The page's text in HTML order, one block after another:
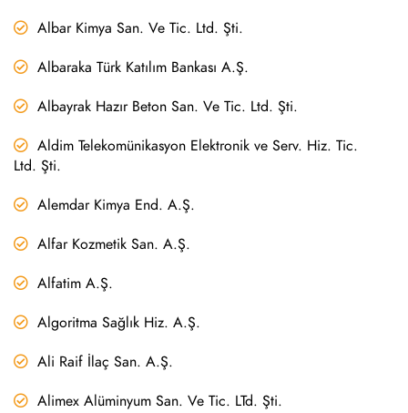
Albar Kimya San. Ve Tic. Ltd. Şti.
Albaraka Türk Katılım Bankası A.Ş.
Albayrak Hazır Beton San. Ve Tic. Ltd. Şti.
Aldim Telekomünikasyon Elektronik ve Serv. Hiz. Tic.
Ltd. Şti.
Alemdar Kimya End. A.Ş.
Alfar Kozmetik San. A.Ş.
Alfatim A.Ş.
Algoritma Sağlık Hiz. A.Ş.
Ali Raif İlaç San. A.Ş.
Alimex Alüminyum San. Ve Tic. LTd. Şti.